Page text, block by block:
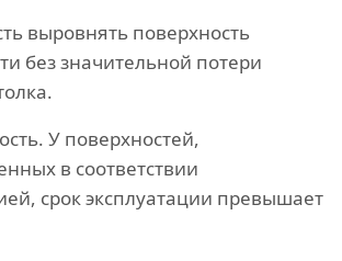
выровнять поверхность
без значительной потери
У поверхностей,
в соответствии
срок эксплуатации превышает